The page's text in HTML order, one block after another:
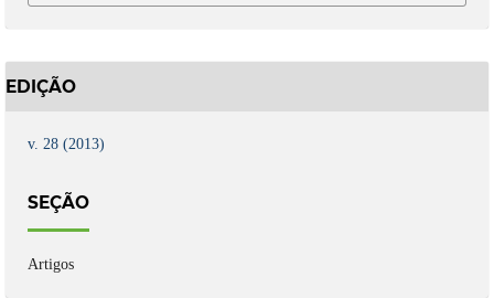
EDIÇÃO
v. 28 (2013)
SEÇÃO
Artigos